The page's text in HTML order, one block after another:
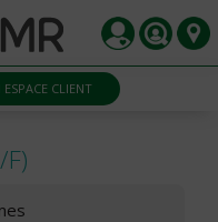
CLIENT
F)